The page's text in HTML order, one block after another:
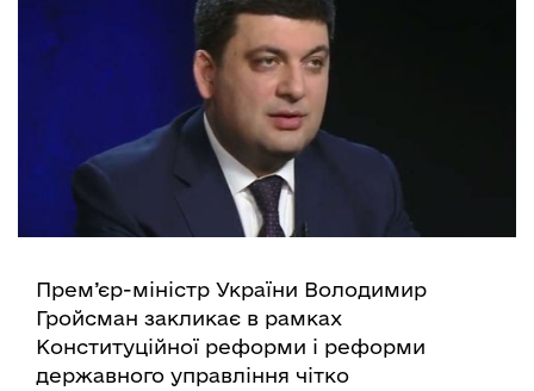
Прем’єр-міністр України Володимир
Гройсман закликає в рамках
Конституційної реформи і реформи
державного управління чітко